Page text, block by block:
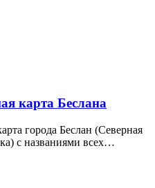
карта Беслана
города Беслан (Северная
с названиями всех…